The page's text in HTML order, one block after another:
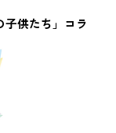
供たち」コラ